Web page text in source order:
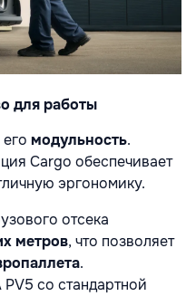
для работы
модульность.
Cargo обеспечивает
эргономику.
отсека
метров, что позволяет
.
PV5 со стандартной